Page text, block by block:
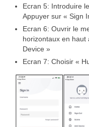
Ecran 5: Introduire
Appuyer sur « Sign
Ecran 6: Ouvrir le
horizontaux en haut
Device »
Ecran 7: Choisir «